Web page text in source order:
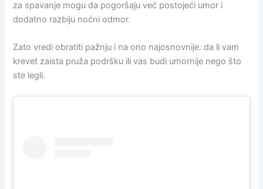
za spavanje mogu da pogoršaju već postojeći umor i
dodatno razbiju noćni odmor.
Zato vredi obratiti pažnju i na ono najosnovnije: da li vam
krevet zaista pruža podršku ili vas budi umornije nego što
ste legli.